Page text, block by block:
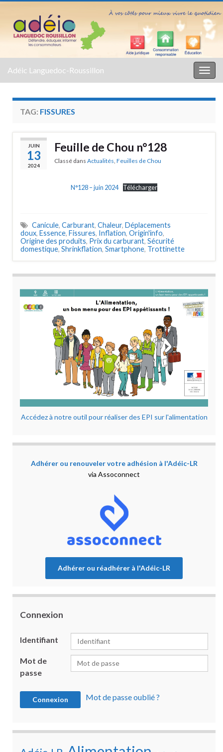
Adéic Languedoc-Roussillon
TAG: FISSURES
JUIN
13
2024
Feuille de Chou n°128
Classé dans Actualités, Feuilles de Chou
N°128 – juin 2024 Télécharger
Canicule, Carburant, Chaleur, Déplacements
doux, Essence, Fissures, Inflation, Origin'info,
Origine des produits, Prix du carburant, Sécurité
domestique, Shrinkflation, Smartphone, Trottinette
Accédez à notre outil pour réaliser des EPI sur l'alimentation
Adhérer ou renouveler votre adhésion à l'Adéic-LR
via Assoconnect
Adhérer ou réadhérer à l'Adéic-LR
Connexion
Identifiant
Mot de
passe
Mot de passe oublié ?